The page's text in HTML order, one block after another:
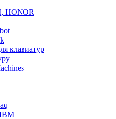
HONOR
клавиатур